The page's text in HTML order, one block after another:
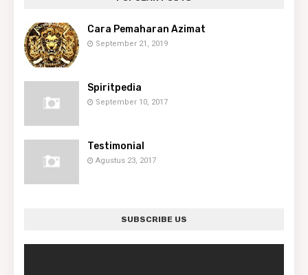
Cara Pemaharan Azimat
September 21, 2019
Spiritpedia
September 10, 2017
Testimonial
Agustus 23, 2017
SUBSCRIBE US